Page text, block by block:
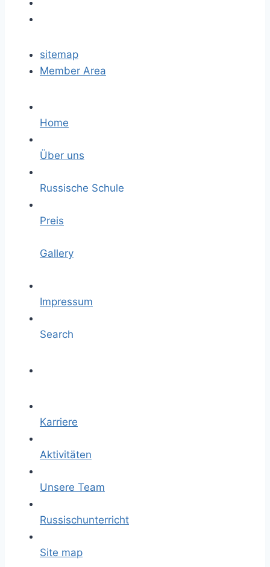
sitemap
Member Area
Home
Über uns
Russische Schule
Preis
Gallery
Impressum
Search
Karriere
Aktivitäten
Unsere Team
Russischunterricht
Site map